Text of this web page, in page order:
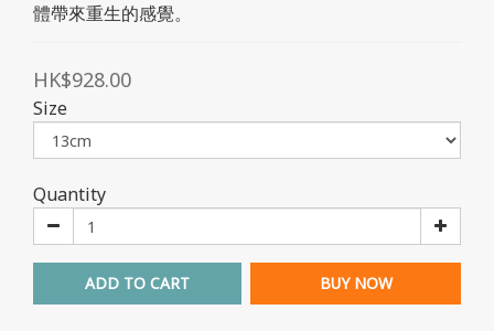
體帶來重生的感覺。
HK$928.00
Size
Quantity
ADD TO CART BUY NOW